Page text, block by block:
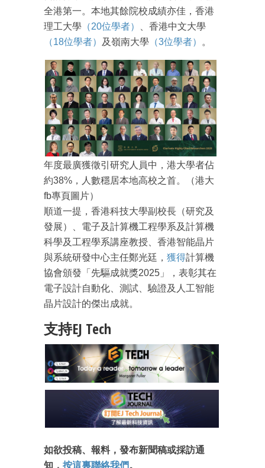
全港第一。本地其餘院校成績亦佳，香港
理工大學 （20位學者）
、香港中文大學
（18位學者）
及嶺南大學 （3位學者） 。
年度最廣獲徵引研究人員中，港大學者佔
約38%，人數穩居本地高校之首。（港大
fb專頁圖片）
順道一提，香港科技大學副校長（研究及
發展）、電子及計算機工程學系及計算機
科學及工程學系講座教授、香港智能晶片
與系統研發中心主任鄭光廷， 獲得計算機
協會頒發「先驅成就獎2025」，表彰其在
電子設計自動化、測試、驗證及人工智能
晶片設計的傑出成就。
支持EJ Tech
如欲投稿、報料，發布新聞稿或採訪通
知， 按這裏聯絡我們。